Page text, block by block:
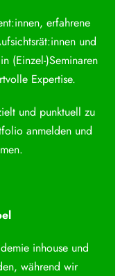
erfahrene
und
(Einzel-)Seminaren
Expertise.
und punktuell zu
anmelden und
inhouse und
während wir